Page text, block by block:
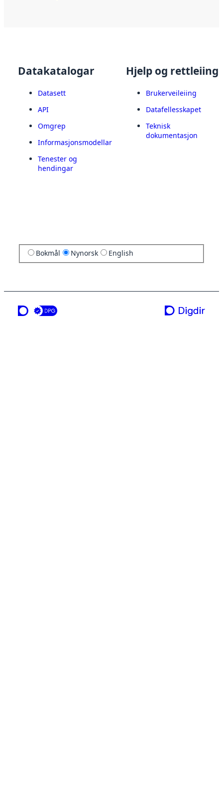
Datakatalogar
Datasett
API
Omgrep
Informasjonsmodellar
Tenester og
hendingar
Hjelp og rettleiing
Brukerveileiing
Datafellesskapet
Teknisk
dokumentasjon
Bokmål Nynorsk English